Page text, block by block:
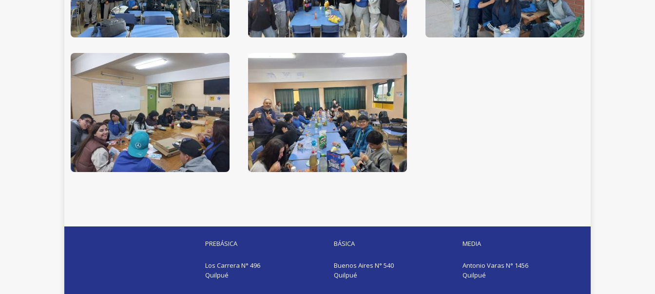
PREBÁSICA
Los Carrera N° 496
Quilpué
BÁSICA
Buenos Aires N° 540
Quilpué
MEDIA
Antonio Varas N° 1456
Quilpué